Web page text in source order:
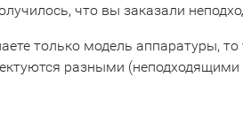
что вы заказали
только модель аппаратуры,
разными (неподходящими